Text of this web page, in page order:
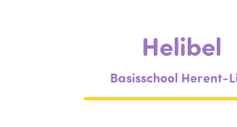
Helibel
Basisschool Herent-